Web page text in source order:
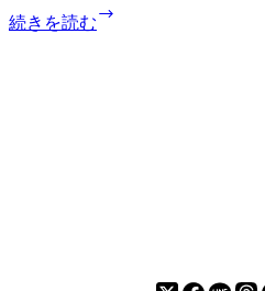
続きを読む